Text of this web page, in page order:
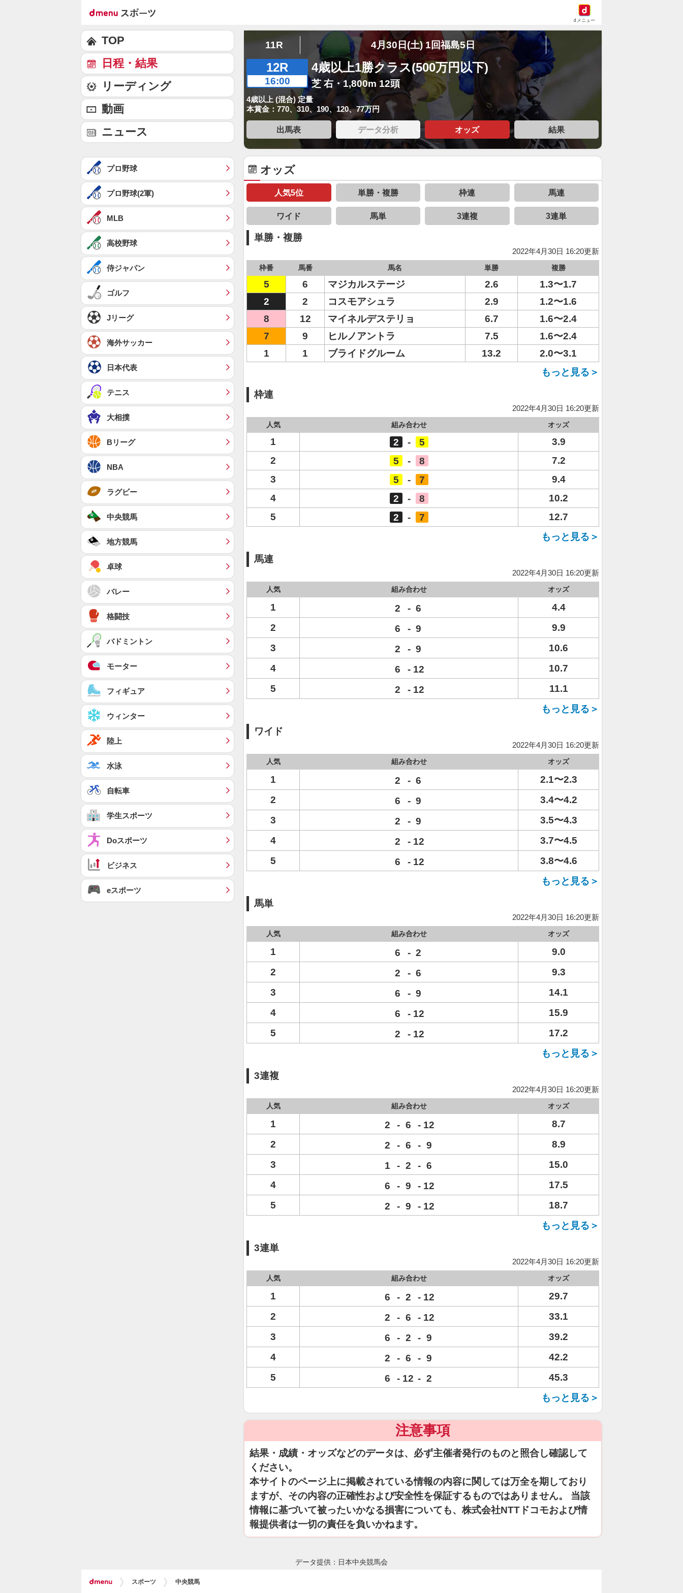
dメニュー
11R 4月30日(土) 1回福島5日
12R
16:00
4歳以上1勝クラス(500万円以下)
芝 右・1,800m 12頭
4歳以上 (混合) 定量
本賞金：770、310、190、120、77万円
出馬表 データ分析 オッズ 結果
オッズ
人気5位 単勝・複勝 枠連 馬連
ワイド 馬単 3連複 3連単
単勝・複勝
2022年4月30日 16:20更新
枠番 馬番 馬名 単勝 複勝
5 6 マジカルステージ 2.6
1.3〜1.7
2
2 コスモアシュラ 2.9
1.2〜1.6
8
12 マイネルデステリョ 6.7
1.6〜2.4
7
9 ヒルノアントラ 7.5
1.6〜2.4
1
1 ブライドグルーム 13.2
2.0〜3.1
もっと見る＞
枠連
2022年4月30日 16:20更新
人気 組み合わせ オッズ
1 2 - 5
3.9
2
5 - 8
7.2
3
5 - 7
9.4
4
2 - 8
10.2
5
2 - 7
12.7
もっと見る＞
馬連
2022年4月30日 16:20更新
人気 組み合わせ オッズ
1 2 - 6
4.4
2
6 - 9
9.9
3
2 - 9
10.6
4
6 - 12
10.7
5
2 - 12
11.1
もっと見る＞
ワイド
2022年4月30日 16:20更新
人気 組み合わせ オッズ
1 2 - 6
2.1〜2.3
2
6 - 9
3.4〜4.2
3
2 - 9
3.5〜4.3
4
2 - 12
3.7〜4.5
5
6 - 12
3.8〜4.6
もっと見る＞
馬単
2022年4月30日 16:20更新
人気 組み合わせ オッズ
1 6 - 2
9.0
2
2 - 6
9.3
3
6 - 9
14.1
4
6 - 12
15.9
5
2 - 12
17.2
もっと見る＞
3連複
2022年4月30日 16:20更新
人気 組み合わせ オッズ
1 2 - 6 - 12
8.7
2
2 - 6 - 9
8.9
3
1 - 2 - 6
15.0
4
6 - 9 - 12
17.5
5
2 - 9 - 12
18.7
もっと見る＞
3連単
2022年4月30日 16:20更新
人気 組み合わせ オッズ
1 6 - 2 - 12
29.7
2
2 - 6 - 12
33.1
3
6 - 2 - 9
39.2
4
2 - 6 - 9
42.2
5
6 - 12 - 2
45.3
もっと見る＞
注意事項
結果・成績・オッズなどのデータは、必ず主催者発行のものと照合し確認して
ください。
本サイトのページ上に掲載されている情報の内容に関しては万全を期しており
ますが、その内容の正確性および安全性を保証するものではありません。 当該
情報に基づいて被ったいかなる損害についても、株式会社NTTドコモおよび情
報提供者は一切の責任を負いかねます。
TOP
日程・結果
リーディング
動画
ニュース
プロ野球
プロ野球(2軍)
MLB
高校野球
侍ジャパン
ゴルフ
Jリーグ
海外サッカー
日本代表
テニス
大相撲
Bリーグ
NBA
ラグビー
中央競馬
地方競馬
卓球
バレー
格闘技
バドミントン
モーター
フィギュア
ウィンター
陸上
水泳
自転車
学生スポーツ
Doスポーツ
ビジネス
eスポーツ
データ提供：日本中央競馬会
スポーツ 中央競馬